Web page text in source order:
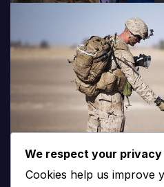
We respect your privacy
Cookies help us improve